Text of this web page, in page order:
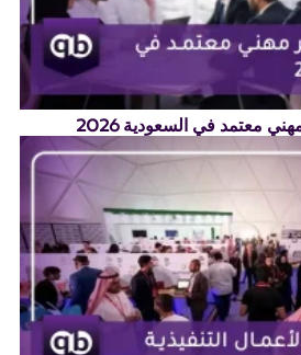
معتمد في السعودية 2026